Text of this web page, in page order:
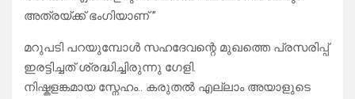
അത്രയ്ക്ക് ഭംഗിയാണ് ”
മറുപടി പറയുമ്പോൾ സഹദേവന്റെ മുഖത്തെ പ്രസരിപ്പ്
ഇരട്ടിച്ചത് ശ്രദ്ധിച്ചിരുന്നു ഗേളി.
നിഷ്കളങ്കമായ സ്നേഹം.. കരുതൽ എല്ലാം അയാളുടെ